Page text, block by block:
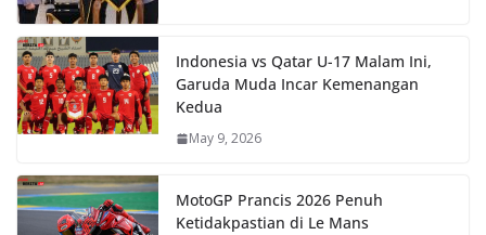
Indonesia vs Qatar U-17 Malam Ini,
Garuda Muda Incar Kemenangan
Kedua
May 9, 2026
MotoGP Prancis 2026 Penuh
Ketidakpastian di Le Mans